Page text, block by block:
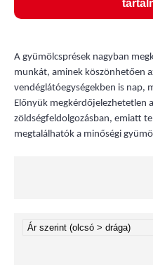
A gyümölcsprések nagyban
munkát, aminek köszönhetően
vendéglátóegységekben is nap,
Előnyük megkérdőjelezhetetlen
zöldségfeldolgozásban, emiatt
megtalálhatók a minőségi